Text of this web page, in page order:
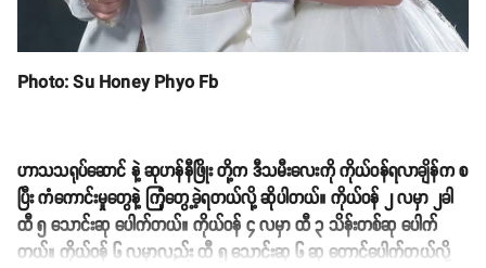
Photo: Su Honey Phyo Fb
ဟာသသရုပ်ဆောင် နဲ့ ဆုဟန်နီဖြိုး တို့က ဒီသမီးလေးကို ကိုယ်ဝန်ရလာချိန်က စ
ပြီး ကံကောင်းမှုတွေနဲ့ ကြုံတွေ့ခဲ့ရတယ်လို့ ဆိုပါတယ်။ ကိုယ်ဝန် ၂ လမှာ ၂ခါ
ထီ ၅ သောင်းဆု ပေါက်တယ်။ ကိုယ်ဝန် ၄ လမှာ ထီ ၃ သိန်းတစ်ဆု ပေါက်
တယ်။ ကိုယ်ဝန် ၆ လမှာလည်း ထီ ၅ သောင်းဆု ၆ ဆု တောင်ပေါက်တယ်လို့